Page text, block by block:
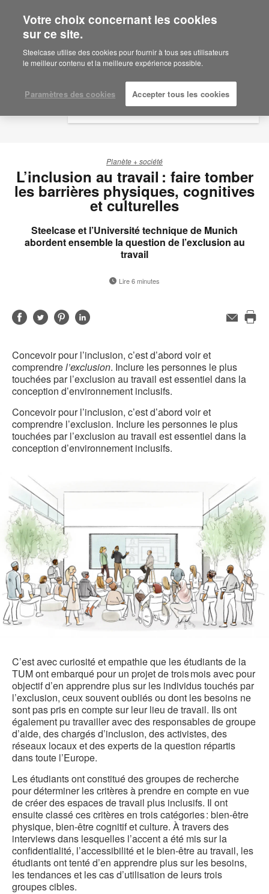
Are you in United States?
Would you like to see Products we sell in
your region?
English
Español
Planète + société
L’inclusion au travail : faire tomber
les barrières physiques, cognitives
et culturelles
Steelcase et l’Université technique de Munich
abordent ensemble la question de l’exclusion au
travail
Lire 6 minutes
Partager
PartagerPartagerPartager
Adresse
Concevoir pour l’inclusion, c’est d’abord voir et
comprendrel’exclusion. Inclure les personnes le plus
touchées par l’exclusion au travail est essentiel dans la
conception d’environnement inclusifs.
Concevoir pour l’inclusion, c’est d’abord voir et
comprendre l’exclusion. Inclure les personnes le plus
touchées par l’exclusion au travail est essentiel dans la
conception d’environnement inclusifs.
C’est avec curiosité et empathie que les étudiants de la
TUM ont embarqué pour un projet de trois mois avec pour
objectif d’en apprendre plus sur les individus touchés par
l’exclusion, ceux souvent oubliés ou dont les besoins ne
sont pas pris en compte sur leur lieu de travail. Ils ont
également pu travailler avec des responsables de groupe
d’aide, des chargés d’inclusion, des activistes, des
réseaux locaux et des experts de la question répartis
dans toute l’Europe.
Les étudiants ont constitué des groupes de recherche
pour déterminer les critères à prendre en compte en vue
de créer des espaces de travail plus inclusifs. Il ont
ensuite classé ces critères en trois catégories : bien-être
physique, bien-être cognitif et culture. À travers des
interviews dans lesquelles l’accent a été mis sur la
confidentialité, l’accessibilité et le bien-être au travail, les
étudiants ont tenté d’en apprendre plus sur les besoins,
les tendances et les cas d’utilisation de leurs trois
groupes cibles.
Votre choix concernant les cookies
sur ce site.
Steelcase utilise des cookies pour fournir à tous ses utilisateurs
le meilleur contenu et la meilleure expérience possible.
Paramètres des cookies Accepter tous les cookies